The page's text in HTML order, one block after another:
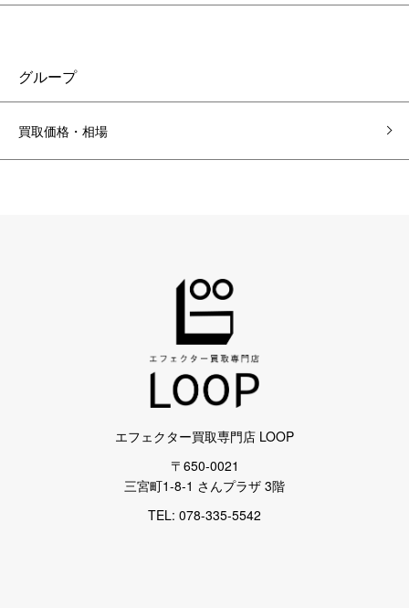
グループ
買取価格・相場
エフェクター買取専門店 LOOP
〒650-0021
三宮町1-8-1 さんプラザ 3階
TEL: 078-335-5542